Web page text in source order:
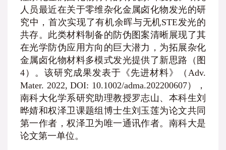
人员最近在关于零维杂化金属卤化物发光的研
究中，首次实现了有机余晖与无机STE发光的
共存。此类材料制备的防伪图案清晰展现了其
在光学防伪应用方向的巨大潜力，为拓展杂化
金属卤化物材料多模式发光提供了新思路（图
4）。该研究成果发表于《先进材料》（Adv.
Mater. 2022, DOI: 10.1002/adma.202200607），
南科大化学系研究助理教授罗志山、本科生刘
晔婧和权泽卫课题组博士生刘玉莲为论文共同
第一作者，权泽卫为唯一通讯作者。南科大是
论文第一单位。